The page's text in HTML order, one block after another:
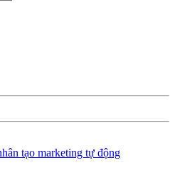
tạo marketing tự động